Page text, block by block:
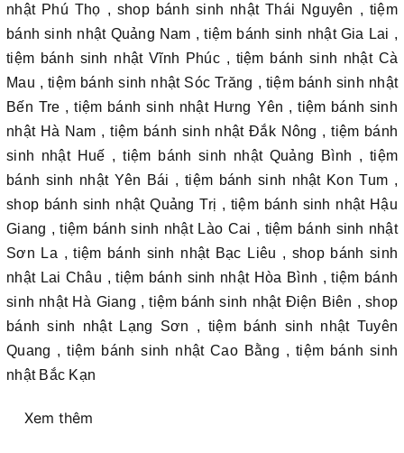
nhật Phú Thọ , shop bánh sinh nhật Thái Nguyên , tiệm
bánh sinh nhật Quảng Nam , tiệm bánh sinh nhật Gia Lai ,
tiệm bánh sinh nhật Vĩnh Phúc , tiệm bánh sinh nhật Cà
Mau , tiệm bánh sinh nhật Sóc Trăng , tiệm bánh sinh nhật
Bến Tre , tiệm bánh sinh nhật Hưng Yên , tiệm bánh sinh
nhật Hà Nam , tiệm bánh sinh nhật Đắk Nông , tiệm bánh
sinh nhật Huế , tiệm bánh sinh nhật Quảng Bình , tiệm
bánh sinh nhật Yên Bái , tiệm bánh sinh nhật Kon Tum ,
shop bánh sinh nhật Quảng Trị , tiệm bánh sinh nhật Hậu
Giang , tiệm bánh sinh nhật Lào Cai , tiệm bánh sinh nhật
Sơn La , tiệm bánh sinh nhật Bạc Liêu , shop bánh sinh
nhật Lai Châu , tiệm bánh sinh nhật Hòa Bình , tiệm bánh
sinh nhật Hà Giang , tiệm bánh sinh nhật Điện Biên , shop
bánh sinh nhật Lạng Sơn , tiệm bánh sinh nhật Tuyên
Quang , tiệm bánh sinh nhật Cao Bằng , tiệm bánh sinh
nhật Bắc Kạn
Xem thêm